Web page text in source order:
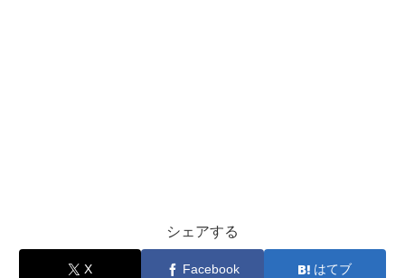
シェアする
X Facebook はてブ